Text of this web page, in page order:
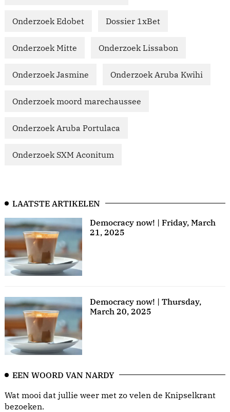
Onderzoek Edobet Dossier 1xBet
Onderzoek Mitte Onderzoek Lissabon
Onderzoek Jasmine Onderzoek Aruba Kwihi
Onderzoek moord marechaussee
Onderzoek Aruba Portulaca
Onderzoek SXM Aconitum
LAATSTE ARTIKELEN
Democracy now! | Friday, March
21, 2025
Democracy now! | Thursday,
March 20, 2025
EEN WOORD VAN NARDY
Wat mooi dat jullie weer met zo velen de Knipselkrant
bezoeken.